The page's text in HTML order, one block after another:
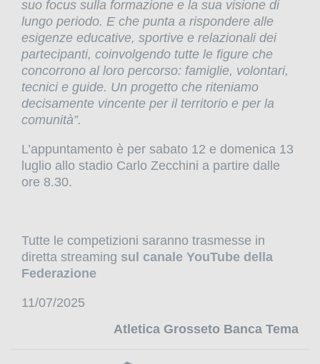
suo focus sulla formazione e la sua visione di
lungo periodo. E che punta a rispondere alle
esigenze educative, sportive e relazionali dei
partecipanti, coinvolgendo tutte le figure che
concorrono al loro percorso: famiglie, volontari,
tecnici e guide. Un progetto che riteniamo
decisamente vincente per il territorio e per la
comunità”.
L’appuntamento è per sabato 12 e domenica 13
luglio allo stadio Carlo Zecchini a partire dalle
ore 8.30.
Tutte le competizioni saranno trasmesse in
diretta streaming sul canale YouTube della
Federazione
11/07/2025
Atletica Grosseto Banca Tema